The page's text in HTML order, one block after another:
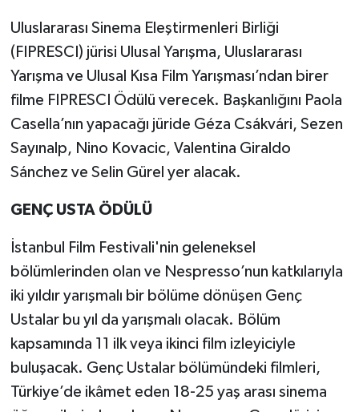
Uluslararası Sinema Eleştirmenleri Birliği
(FIPRESCI) jürisi Ulusal Yarışma, Uluslararası
Yarışma ve Ulusal Kısa Film Yarışması’ndan birer
filme FIPRESCI Ödülü verecek. Başkanlığını Paola
Casella’nın yapacağı jüride Géza Csákvári, Sezen
Sayınalp, Nino Kovacic, Valentina Giraldo
Sánchez ve Selin Gürel yer alacak.
GENÇ USTA ÖDÜLÜ
İstanbul Film Festivali'nin geleneksel
bölümlerinden olan ve Nespresso’nun katkılarıyla
iki yıldır yarışmalı bir bölüme dönüşen Genç
Ustalar bu yıl da yarışmalı olacak. Bölüm
kapsamında 11 ilk veya ikinci film izleyiciyle
buluşacak. Genç Ustalar bölümündeki filmleri,
Türkiye’de ikâmet eden 18-25 yaş arası sinema